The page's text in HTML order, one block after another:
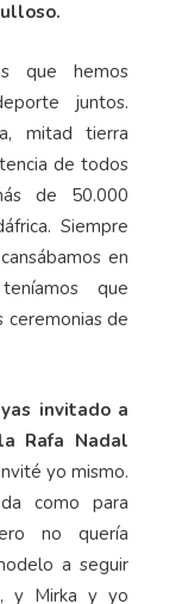
que hemos
juntos.
mitad tierra
de todos
de 50.000
Siempre
en
que
de
invitado a
Rafa Nadal
yo mismo.
como para
no quería
a seguir
y Mirka y yo